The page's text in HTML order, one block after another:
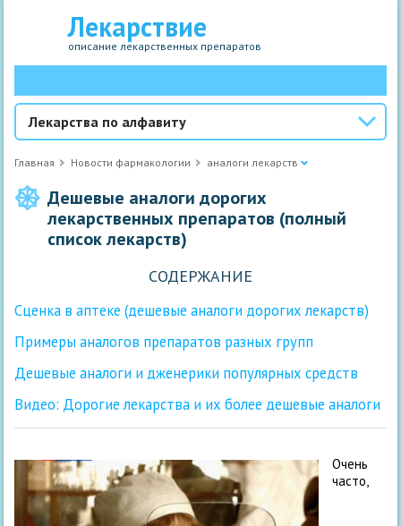
Лекарствие
описание лекарственных препаратов
Лекарства по алфавиту
Главная Новости фармакологии аналоги лекарств
Дешевые аналоги дорогих
лекарственных препаратов (полный
список лекарств)
СОДЕРЖАНИЕ
Сценка в аптеке (дешевые аналоги дорогих лекарств)
Примеры аналогов препаратов разных групп
Дешевые аналоги и дженерики популярных средств
Видео: Дорогие лекарства и их более дешевые аналоги
Очень
часто,